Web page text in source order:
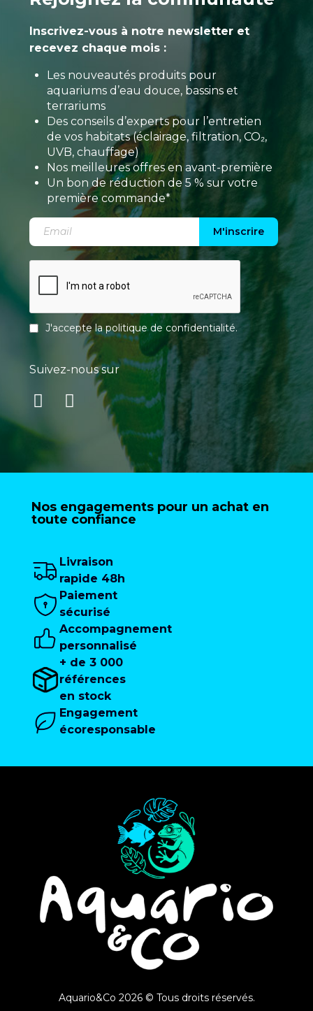
Inscrivez-vous à notre newsletter et
recevez chaque mois :
Les nouveautés produits pour
aquariums d’eau douce, bassins et
terrariums
Des conseils d’experts pour l’entretien
de vos habitats (éclairage, filtration, CO₂,
UVB, chauffage)
Nos meilleures offres en avant-première
Un bon de réduction de 5 % sur votre
première commande*
M'inscrire
J'accepte lapolitique de confidentialité.
Suivez-nous sur
Nos engagements pour un achat en
toute confiance
Livraison
rapide 48h
Paiement
sécurisé
Accompagnement
personnalisé
+ de 3 000
références
en stock
Engagement
écoresponsable
Aquario&Co 2026 © Tous droits réservés.